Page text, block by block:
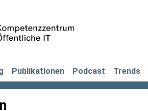
Publikationen Podcast Trends